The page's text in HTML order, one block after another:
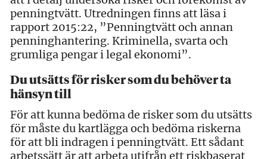
penningtvätt. Utredningen finns att läsa i
rapport 2015:22, ”Penningtvätt och annan
penninghantering. Kriminella, svarta och
grumliga pengar i legal ekonomi”.
Du utsätts för risker som du behöver ta
hänsyn till
För att kunna bedöma de risker som du utsätts
för måste du kartlägga och bedöma riskerna
för att bli indragen i penningtvätt. Ett sådant
arbetssätt är att arbeta utifrån ett riskbaserat